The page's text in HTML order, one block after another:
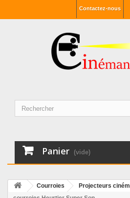
Contactez-nous
Panier (vide)
Courroies Projecteurs